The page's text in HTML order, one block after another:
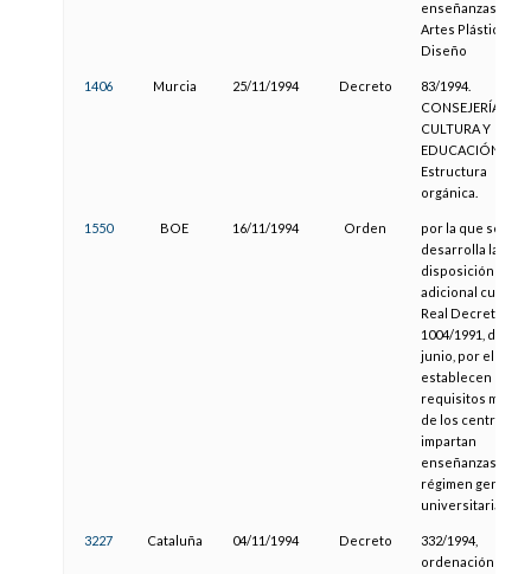
enseñanzas de
Artes Plásticas y
Diseño
1406 Murcia 25/11/1994 Decreto
83/1994.
CONSEJERÍA DE
CULTURA Y
EDUCACIÓN.
Estructura
orgánica.
1550 BOE 16/11/1994 Orden
por la que se
desarrolla la
disposición
adicional cuarta
Real Decreto
1004/1991, de 14
junio, por el que
establecen los
requisitos
de los centros
impartan
enseñanzas de
régimen general
universitarias.
3227 Cataluña 04/11/1994 Decreto
332/1994,
ordenación